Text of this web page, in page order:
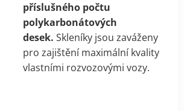
příslušného počtu
polykarbonátových
desek.Skleníky jsou zaváženy
pro zajištění maximální kvality
vlastními rozvozovými vozy.